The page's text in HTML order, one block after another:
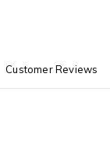
Customer Reviews